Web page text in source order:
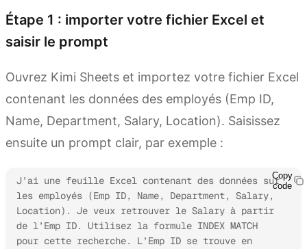
Étape 1 : importer votre fichier Excel et
saisir le prompt
Ouvrez Kimi Sheets et importez votre fichier Excel
contenant les données des employés (Emp ID,
Name, Department, Salary, Location). Saisissez
ensuite un prompt clair, par exemple :
J’ai une feuille Excel contenant des données sur
les employés (Emp ID, Name, Department, Salary,
Location). Je veux retrouver le Salary à partir
de l’Emp ID. Utilisez la formule INDEX MATCH
pour cette recherche. L’Emp ID se trouve en
Copy
code